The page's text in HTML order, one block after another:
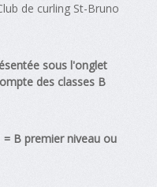
de curling St-Bruno
sous l'onglet
des classes B
B premier niveau ou